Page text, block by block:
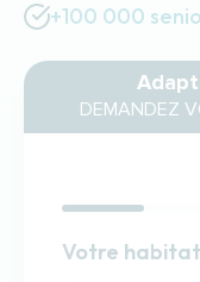
+100 000
DEMANDEZ
Votre